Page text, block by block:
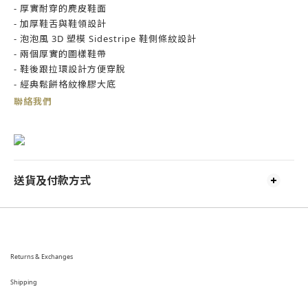
- 厚實耐穿的麂皮鞋面
- 加厚鞋舌與鞋領設計
- 泡泡風 3D 塑模 Sidestripe 鞋側條紋設計
- 兩個厚實的圖樣鞋帶
- 鞋後跟拉環設計方便穿脫
- 經典鬆餅格紋橡膠大底
聯絡我們
送貨及付款方式
Returns & Exchanges
Shipping